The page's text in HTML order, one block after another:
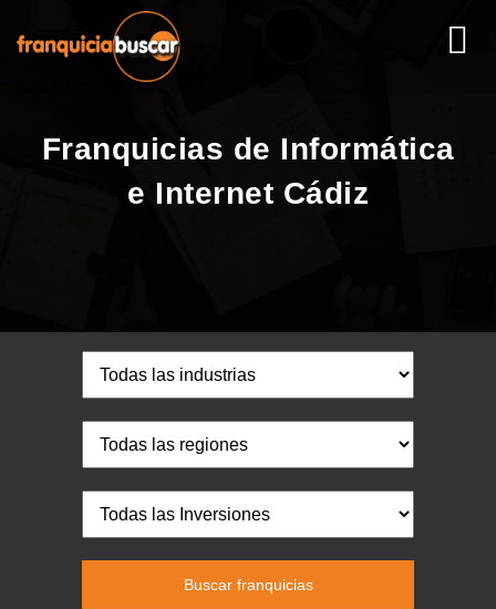
Franquicias de Informática
e Internet Cádiz